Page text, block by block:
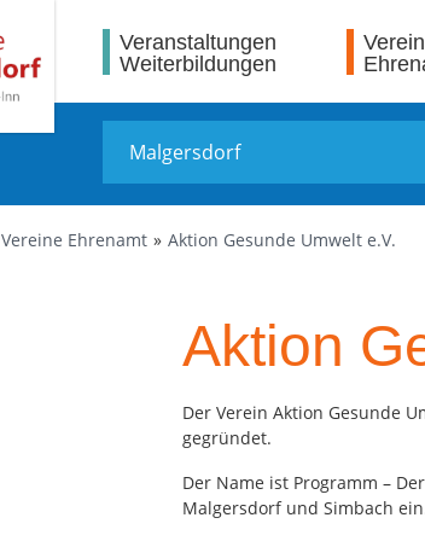
Veranstaltungen
Weiterbildungen
Vereine Ehrenamt Aktion Gesunde Umwelt e.V.
Aktion
Der Verein Aktion Gesunde
gegründet.
Der Name ist Programm –
Malgersdorf und Simbach